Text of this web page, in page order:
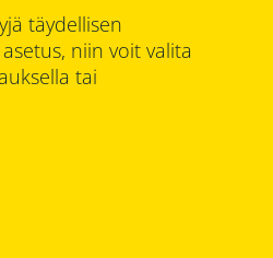
täydellisen
niin voit valita
tai